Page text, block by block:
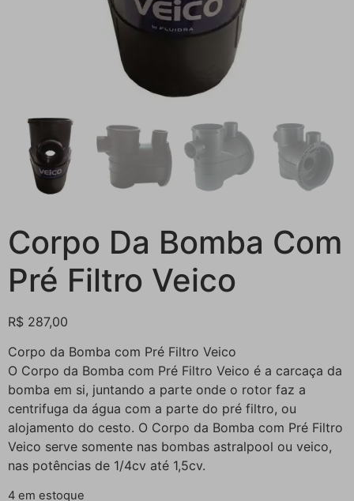
Corpo Da Bomba Com
Pré Filtro Veico
R$ 287,00
Corpo da Bomba com Pré Filtro Veico
O Corpo da Bomba com Pré Filtro Veico é a carcaça da
bomba em si, juntando a parte onde o rotor faz a
centrifuga da água com a parte do pré filtro, ou
alojamento do cesto. O Corpo da Bomba com Pré Filtro
Veico serve somente nas bombas astralpool ou veico,
nas potências de 1/4cv até 1,5cv.
4 em estoque